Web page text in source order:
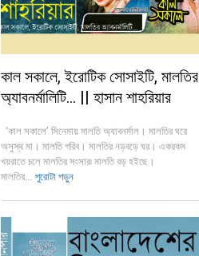
কাল সকালে, ইরোটিক সোসাইটি, মালতির
অ্যাবনর্মালিটি… || হাসান শাহরিয়ার
‘কাল সকালে’ সিনেমায় মালতি অ্যাবনর্মাল। মালতির ঘরে
অসুস্থ মা। মালতি গরিব। মালতির নড়বড়ে ঘর। একরকম
খয়রাতে চলে মালতির সংসার৷ মালতি বড় হইছে।
মালতির... পুরোটা পড়ুন